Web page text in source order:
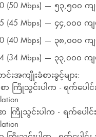
(50 Mbps) — ၅၃,၅၀၀ က
(45 Mbps) — ၄၄,၀၀၀ က
(40 Mbps) — ၃၈,၀၀၀ က
(34 Mbps) — ၃၃,၀၀၀ က
းအကျိုးခံစားခွင့်များ:
ာ ကြိုသွင်းပါက - ရက်ပေါ
ာ ကြိုသွင်းပါက - ရက်ပေါ